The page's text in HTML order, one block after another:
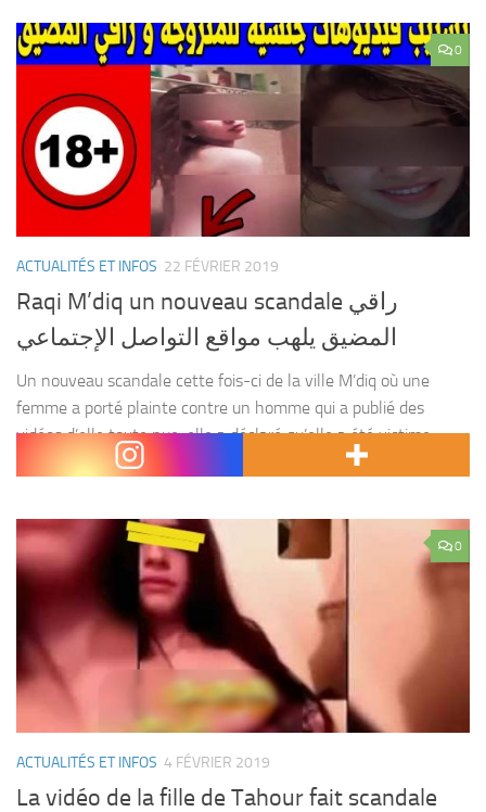
0
ACTUALITÉS ET INFOS 22 FÉVRIER 2019
Raqi M’diq un nouveau scandale راقي
المضيق يلهب مواقع التواصل الإجتماعي
Un nouveau scandale cette fois-ci de la ville M’diq où une
femme a porté plainte contre un homme qui a publié des
vidéos d’elle toute nue, elle a déclaré qu’elle a été victime
d’escroquerie...
0
ACTUALITÉS ET INFOS 4 FÉVRIER 2019
La vidéo de la fille de Tahour fait scandale